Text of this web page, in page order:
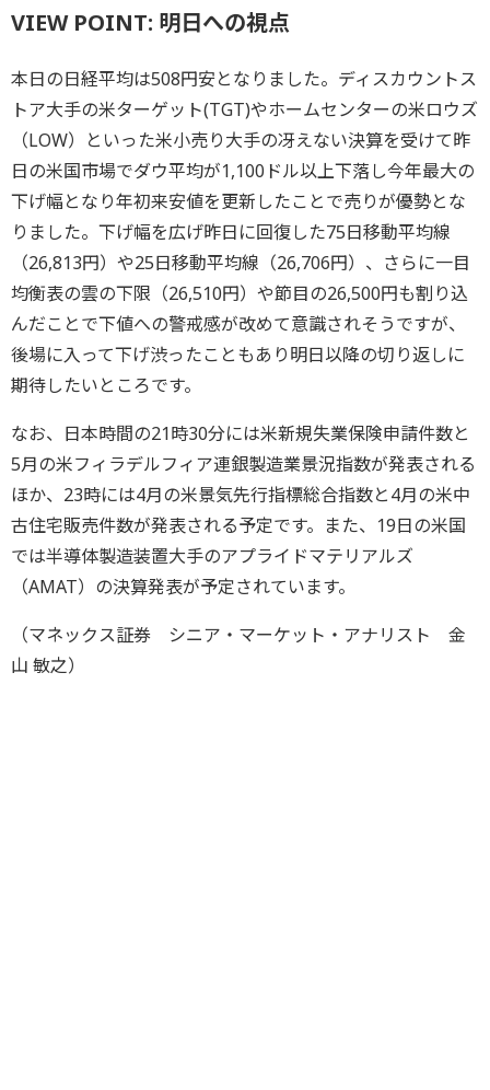
VIEW POINT: 明日への視点
本日の日経平均は508円安となりました。ディスカウントス
トア大手の米ターゲット(TGT)やホームセンターの米ロウズ
（LOW）といった米小売り大手の冴えない決算を受けて昨
日の米国市場でダウ平均が1,100ドル以上下落し今年最大の
下げ幅となり年初来安値を更新したことで売りが優勢とな
りました。下げ幅を広げ昨日に回復した75日移動平均線
（26,813円）や25日移動平均線（26,706円）、さらに一目
均衡表の雲の下限（26,510円）や節目の26,500円も割り込
んだことで下値への警戒感が改めて意識されそうですが、
後場に入って下げ渋ったこともあり明日以降の切り返しに
期待したいところです。
なお、日本時間の21時30分には米新規失業保険申請件数と
5月の米フィラデルフィア連銀製造業景況指数が発表される
ほか、23時には4月の米景気先行指標総合指数と4月の米中
古住宅販売件数が発表される予定です。また、19日の米国
では半導体製造装置大手のアプライドマテリアルズ
（AMAT）の決算発表が予定されています。
（マネックス証券 シニア・マーケット・アナリスト 金
山 敏之）